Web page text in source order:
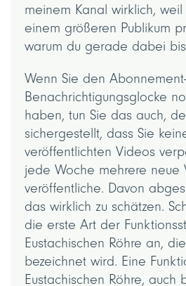
meinem Kanal wirklich,
einem größeren Publikum
warum du gerade dabei
Wenn Sie den
Benachrichtigungsglocke
haben, tun Sie das auch,
sichergestellt, dass Sie
veröffentlichten Videos
jede Woche mehrere neue
veröffentliche. Davon
das wirklich zu schätzen.
die erste Art der
Eustachischen Röhre an,
bezeichnet wird. Eine
Eustachischen Röhre, auch